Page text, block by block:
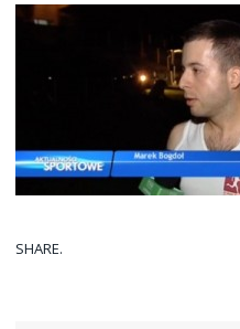
SHARE.